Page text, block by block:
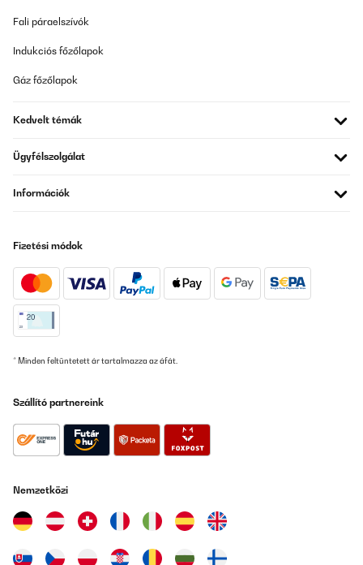
Fali páraelszívók
Indukciós főzőlapok
Gáz főzőlapok
Kedvelt témák
Ügyfélszolgálat
Információk
Fizetési módok
* Minden feltüntetett ár tartalmazza az áfát.
Szállító partnereink
Nemzetközi